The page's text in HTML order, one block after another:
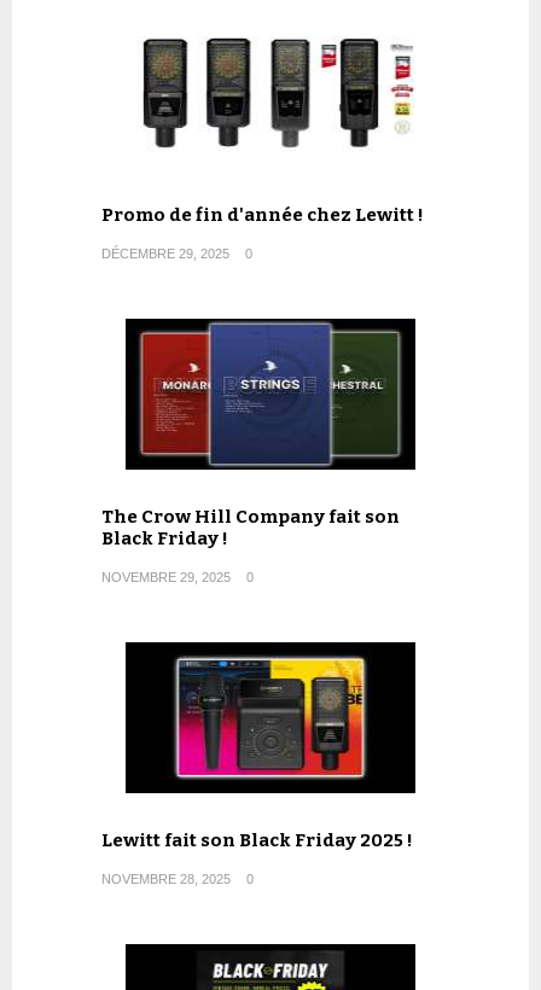
Promo de fin d'année chez Lewitt !
DÉCEMBRE 29, 2025 0
The Crow Hill Company fait son
Black Friday !
NOVEMBRE 29, 2025 0
Lewitt fait son Black Friday 2025 !
NOVEMBRE 28, 2025 0